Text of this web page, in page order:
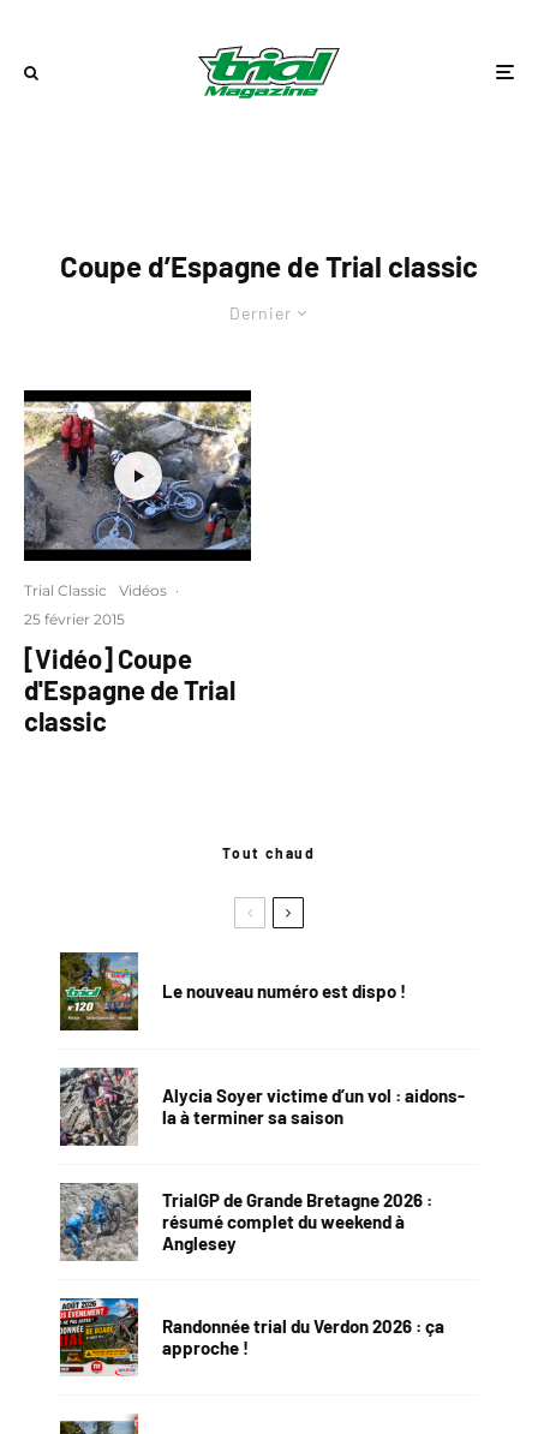
Coupe d’Espagne de Trial classic
Dernier
Trial Classic Vidéos ·
25 février 2015
[Vidéo] Coupe
d'Espagne de Trial
classic
Tout chaud
Le nouveau numéro est dispo !
Alycia Soyer victime d’un vol : aidons-
la à terminer sa saison
TrialGP de Grande Bretagne 2026 :
résumé complet du weekend à
Anglesey
Randonnée trial du Verdon 2026 : ça
approche !